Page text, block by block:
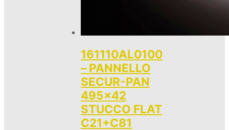
161110AL0100
– PANNELLO
SECUR-PAN
495×42
STUCCO FLAT
C21+C81